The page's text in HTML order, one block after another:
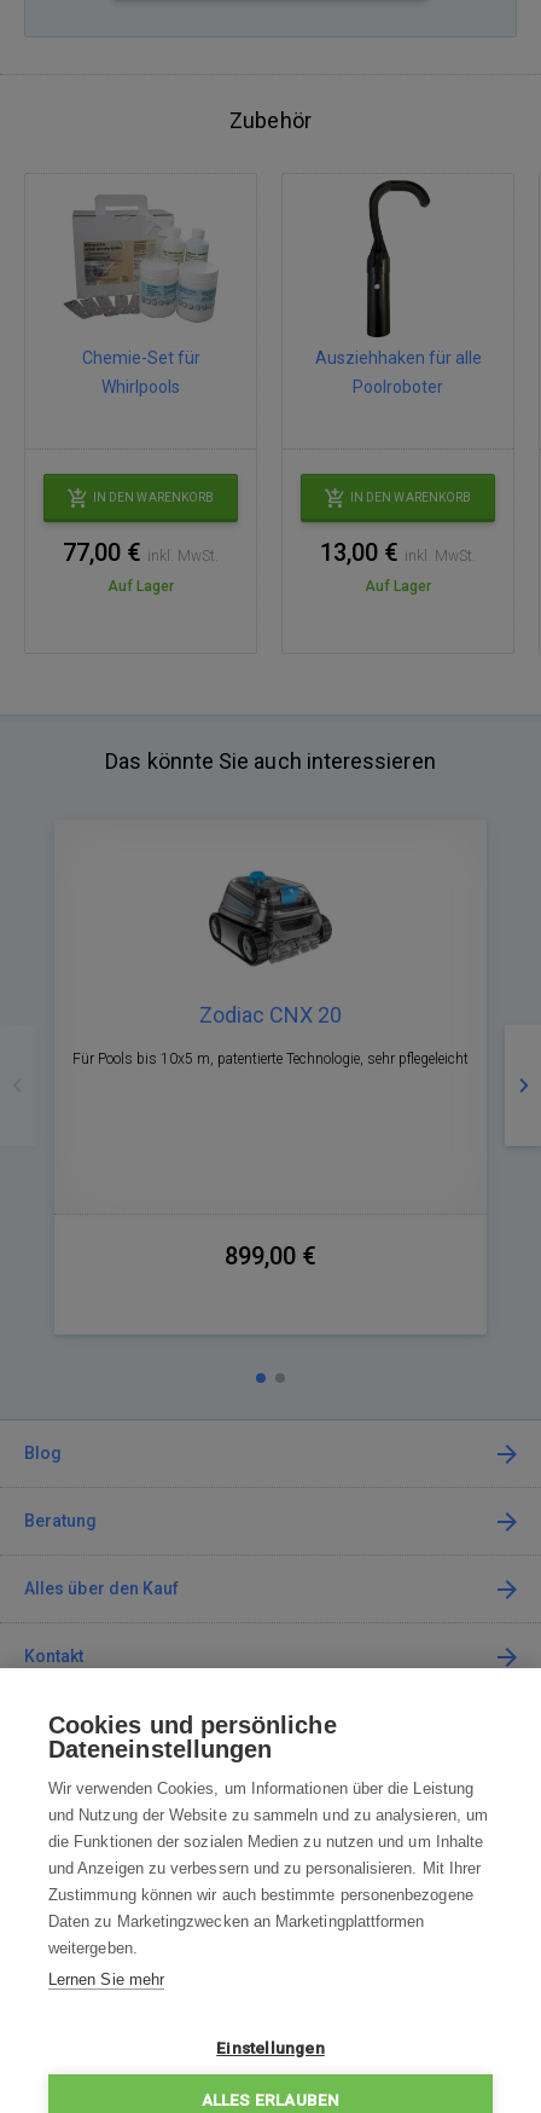
Zubehör
Chemie-Set für
Whirlpools
IN DEN WARENKORB
77,00 € inkl. MwSt.
Auf Lager
Ausziehhaken für alle
Poolroboter
IN DEN WARENKORB
13,00 € inkl. MwSt.
Auf Lager
Das könnte Sie auch interessieren
Zodiac CNX 20
Für Pools bis 10x5 m, patentierte Technologie, sehr pflegeleicht
899,00 €
Blog
Beratung
Alles über den Kauf
Kontakt
Kontaktieren Sie uns
info@robotworld.de
+49 25 197 159 962 Mo-Fr 8:00—16:00 Uhr
ALLE KONTAKTE
WIDERRUFSBELEHRUNG
DATENSCHUTZERKLÄRUNG
Cookies und persönliche
Dateneinstellungen
Wir verwenden Cookies, um Informationen über die Leistung
und Nutzung der Website zu sammeln und zu analysieren, um
die Funktionen der sozialen Medien zu nutzen und um Inhalte
und Anzeigen zu verbessern und zu personalisieren. Mit Ihrer
Zustimmung können wir auch bestimmte personenbezogene
Daten zu Marketingzwecken an Marketingplattformen
weitergeben.
Lernen Sie mehr
Einstellungen
ALLES ERLAUBEN